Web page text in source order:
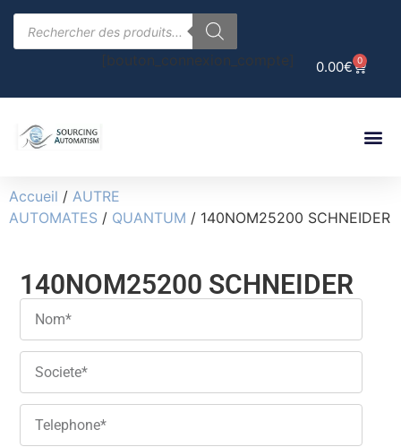
0.00€ 0
[bouton_connexion_compte]
Accueil / AUTRE
AUTOMATES / QUANTUM / 140NOM25200 SCHNEIDER
140NOM25200 SCHNEIDER